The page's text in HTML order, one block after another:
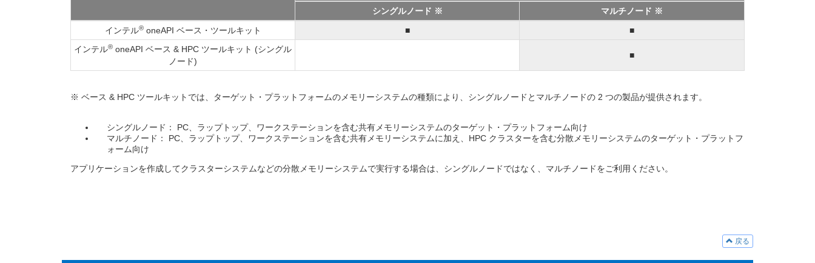
シングルノード ※
マルチノード ※
インテル®oneAPI ベース・ツールキット ■
■
インテル® oneAPI ベース & HPC ツールキット (シングル
ノード)
■
※ ベース & HPC ツールキットでは、ターゲット・プラットフォームのメモリーシステムの種類により、シングルノードとマルチノードの 2 つの製品が提供されます。
シングルノード： PC、ラップトップ、ワークステーションを含む共有メモリーシステムのターゲット・プラットフォーム向け
マルチノード： PC、ラップトップ、ワークステーションを含む共有メモリーシステムに加え、HPC クラスターを含む分散メモリーシステムのターゲット・プラットフ
ォーム向け
アプリケーションを作成してクラスターシステムなどの分散メモリーシステムで実行する場合は、シングルノードではなく、マルチノードをご利用ください。
戻る